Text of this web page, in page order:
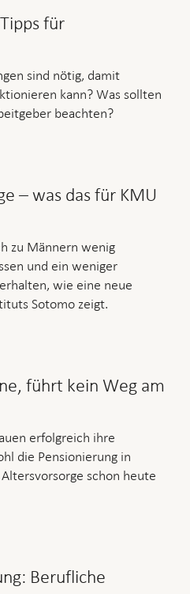
für
sind nötig, damit
kann? Was sollten
beachten?
– was das für KMU
zu Männern wenig
und ein weniger
wie eine neue
Sotomo zeigt.
führt kein Weg am
erfolgreich ihre
die Pensionierung in
schon heute
Berufliche